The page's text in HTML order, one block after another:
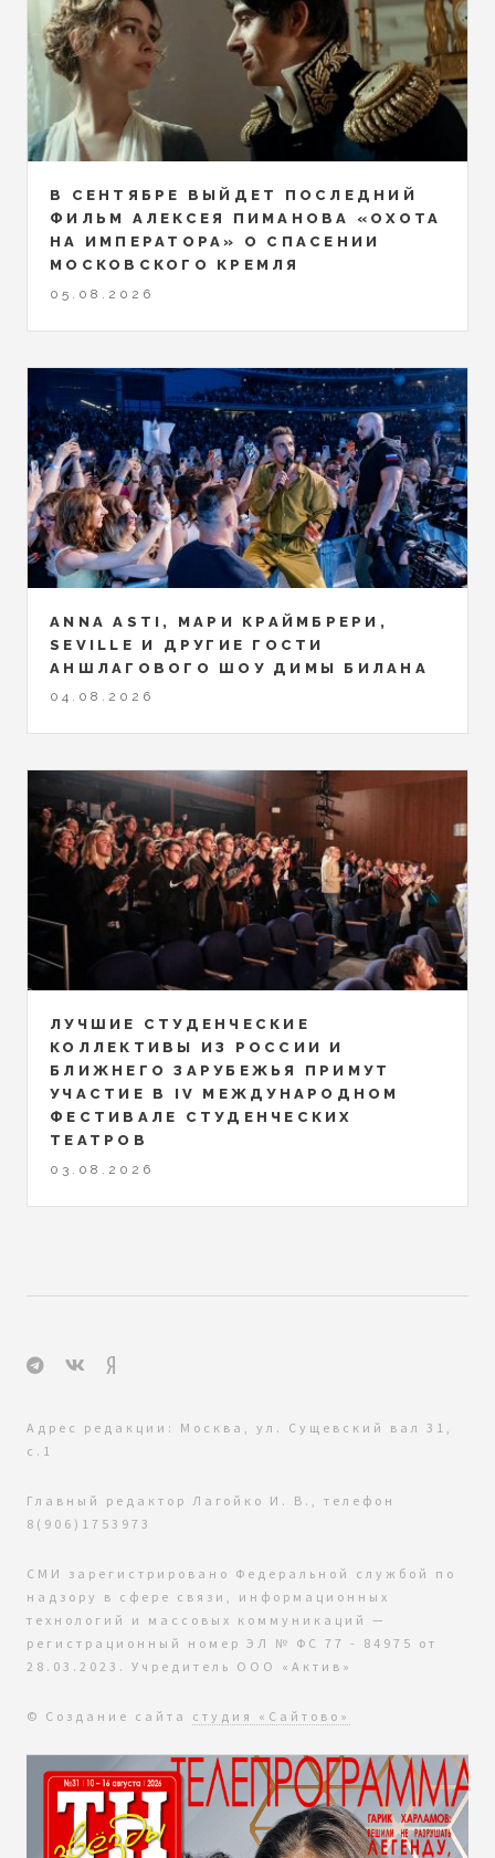
В СЕНТЯБРЕ ВЫЙДЕТ ПОСЛЕДНИЙ
ФИЛЬМ АЛЕКСЕЯ ПИМАНОВА «ОХОТА
НА ИМПЕРАТОРА» О СПАСЕНИИ
МОСКОВСКОГО КРЕМЛЯ
05.08.2026
ANNA ASTI, МАРИ КРАЙМБРЕРИ,
SEVILLE И ДРУГИЕ ГОСТИ
АНШЛАГОВОГО ШОУ ДИМЫ БИЛАНА
04.08.2026
ЛУЧШИЕ СТУДЕНЧЕСКИЕ
КОЛЛЕКТИВЫ ИЗ РОССИИ И
БЛИЖНЕГО ЗАРУБЕЖЬЯ ПРИМУТ
УЧАСТИЕ В IV МЕЖДУНАРОДНОМ
ФЕСТИВАЛЕ СТУДЕНЧЕСКИХ
ТЕАТРОВ
03.08.2026
Адрес редакции: Москва, ул. Сущевский вал 31,
с.1
Главный редактор Лагойко И. В., телефон
8(906)1753973
СМИ зарегистрировано Федеральной службой по
надзору в сфере связи, информационных
технологий и массовых коммуникаций —
регистрационный номер ЭЛ № ФС 77 - 84975 от
28.03.2023. Учредитель ООО «Актив»
© Создание сайта студия «Сайтово»